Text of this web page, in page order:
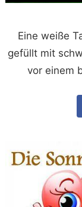
Eine weiße
gefüllt mit
vor einem